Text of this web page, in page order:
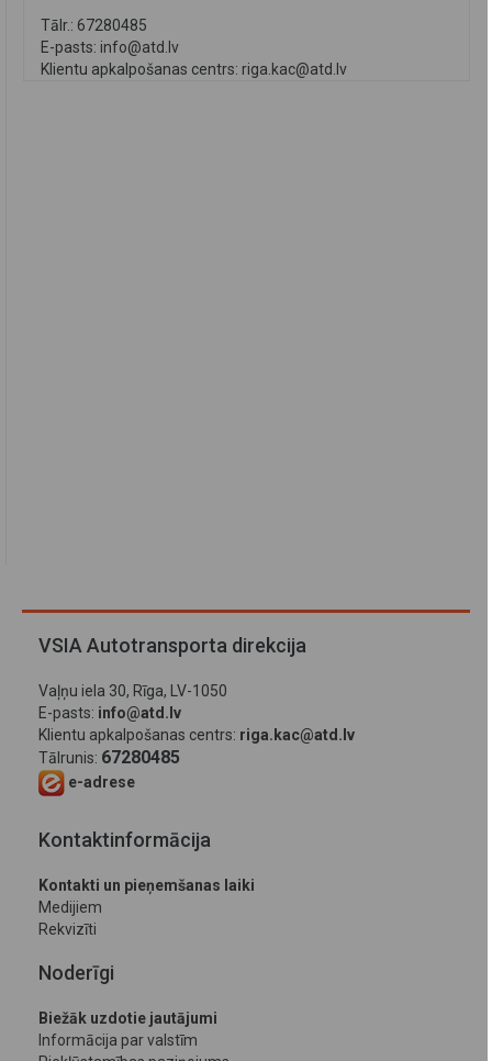
Tālr.: 67280485
E-pasts: info@atd.lv
Klientu apkalpošanas centrs: riga.kac@atd.lv
VSIA Autotransporta direkcija
Vaļņu iela 30, Rīga, LV-1050
E-pasts: info@atd.lv
Klientu apkalpošanas centrs: riga.kac@atd.lv
Tālrunis: 67280485
e-adrese
Kontaktinformācija
Kontakti un pieņemšanas laiki
Medijiem
Rekvizīti
Noderīgi
Biežāk uzdotie jautājumi
Informācija par valstīm